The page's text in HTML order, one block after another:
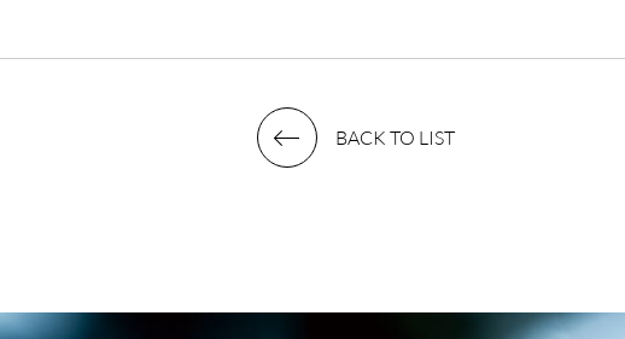
BACK TO LIST